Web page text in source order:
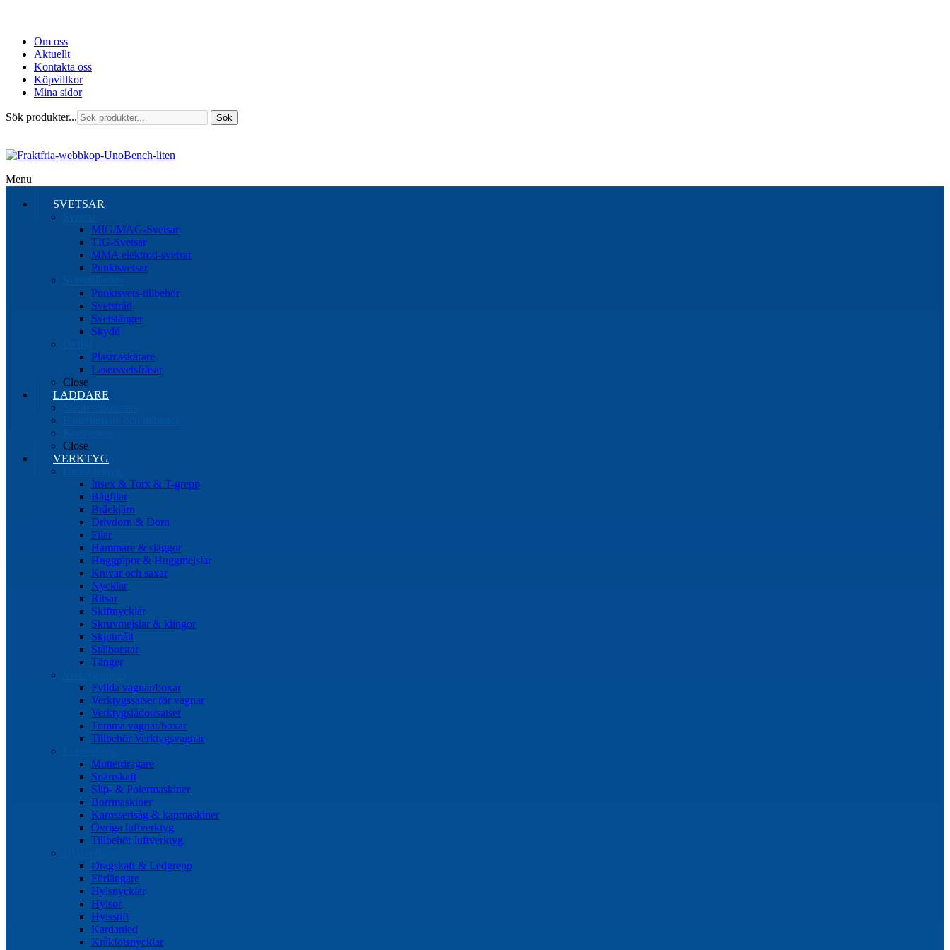
Om oss
Aktuellt
Kontakta oss
Köpvillkor
Mina sidor
Sök produkter... Sök
Menu
SVETSAR
MIG/MAG-Svetsar
TIG-Svetsar
MMA elektrod-svetsar
Punktsvetsar
Punktsvets-tillbehör
Svetstråd
Svetstänger
Skydd
Plasmaskärare
Lasersvetsfräsar
Close
LADDARE
Close
VERKTYG
Insex & Torx & T-grepp
Bågfilar
Bräckjärn
Drivdorn & Dorn
Filar
Hammare & släggor
Huggpipor & Huggmejslar
Knivar och saxar
Nycklar
Ritsar
Skiftnycklar
Skruvmejslar & klingor
Skjutmått
Stålborstar
Tänger
Fyllda vagnar/boxar
Verktygssatser för vagnar
Verktygslådor/satser
Tomma vagnar/boxar
Tillbehör Verktygsvagnar
Mutterdragare
Spärrskaft
Slip- & Polermaskiner
Borrmaskiner
Karosserisåg & kapmaskiner
Övriga luftverktyg
Tillbehör luftverktyg
Dragskaft & Ledgrepp
Förlängare
Hylsnycklar
Hylsor
Hylsstift
Kardanled
Kråkfotsnycklar